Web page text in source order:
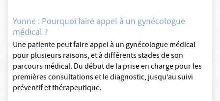
Yonne : Pourquoi faire appel à un gynécologue
médical ?
Une patiente peut faire appel à un gynécologue médical
pour plusieurs raisons, et à différents stades de son
parcours médical. Du début de la prise en charge pour les
premières consultations et le diagnostic, jusqu’au suivi
préventif et thérapeutique.